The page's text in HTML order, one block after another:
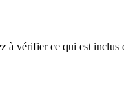
à vérifier ce qui est inclus